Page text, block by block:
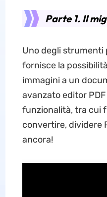
Parte 1. Il
Uno degli strumenti
fornisce la
immagini a un
avanzato editor
funzionalità, tra cui
convertire, dividere
ancora!